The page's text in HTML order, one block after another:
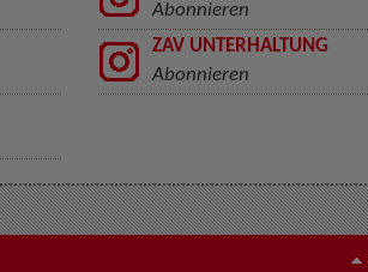
Abonnieren
ZAV UNTERHALTUNG
Abonnieren